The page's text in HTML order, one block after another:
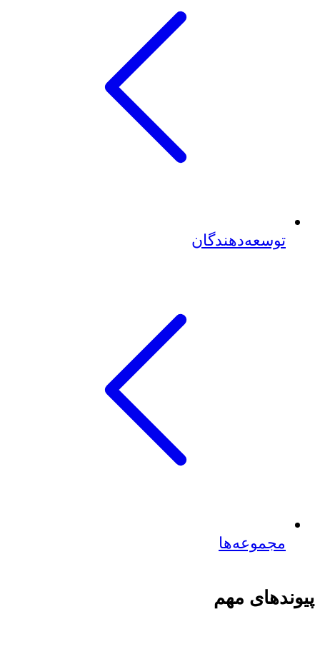
توسعه‌دهندگان
مجموعه‌ها
پیوندهای مهم